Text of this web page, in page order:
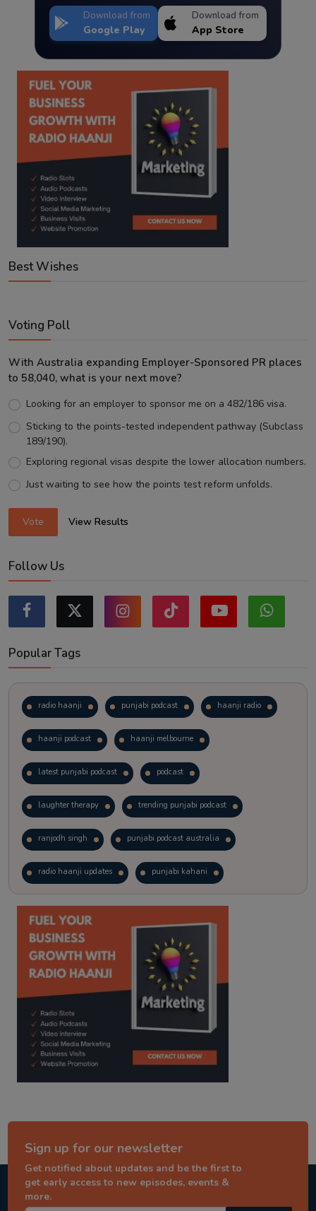
Download from
Google Play
Download from
App Store
Best Wishes
Voting Poll
With Australia expanding Employer-Sponsored PR places
to 58,040, what is your next move?
Looking for an employer to sponsor me on a 482/186 visa.
Sticking to the points-tested independent pathway (Subclass
189/190).
Exploring regional visas despite the lower allocation numbers.
Just waiting to see how the points test reform unfolds.
Vote View Results
Follow Us
Popular Tags
radio haanji punjabi podcast haanji radio
haanji podcast haanji melbourne
latest punjabi podcast podcast
laughter therapy trending punjabi podcast
ranjodh singh punjabi podcast australia
radio haanji updates punjabi kahani
kitaab kahani punjabi story
Sign up for our newsletter
Get notified about updates and be the first to
get early access to new episodes, events &
more.